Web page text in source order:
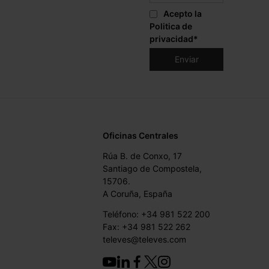
Acepto la
Politica de
privacidad*
Oficinas Centrales
Rúa B. de Conxo, 17
Santiago de Compostela,
15706.
A Coruña, España
Teléfono: +34 981 522 200
Fax: +34 981 522 262
televes@televes.com